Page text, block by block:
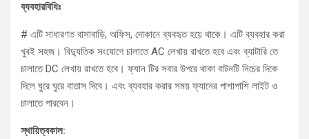
ব্যবহারবিধিঃ
# এটি সাধারণত বাসাবাড়ি, অফিস, দোকানে ব্যবহৃত হয়ে থাকে। এটি ব্যবহার করা
খুবই সহজ। বিদ্যুতিক সংযোগে চালাতে AC লেখায় রাখতে হবে এবং ব্যাটারি তে
চালাতে DC লেখায় রাখতে হবে। ফ্যান টির সবার উপরে থাকা বাটনটি নিচের দিকে
দিলে ঘুরে ঘুরে বাতাস দিবে। এবং ব্যবহার করার সময় ফ্যানের পাশাপাশি লাইট ও
চালাতে পারবেন।
স্থায়িত্বকাল: